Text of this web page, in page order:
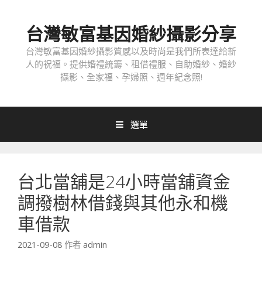
台灣敏富基因婚紗攝影分享
台灣敏富基因婚紗攝影質感以及時尚是我們所表達給新
人的祝福。提供婚禮統籌、租借禮服、自助婚紗、婚紗
攝影、全家福、孕婦照、週年紀念照!
選單
台北當舖是24小時當舖資金
調撥樹林借錢與其他永和機
車借款
2021-09-08 作者 admin